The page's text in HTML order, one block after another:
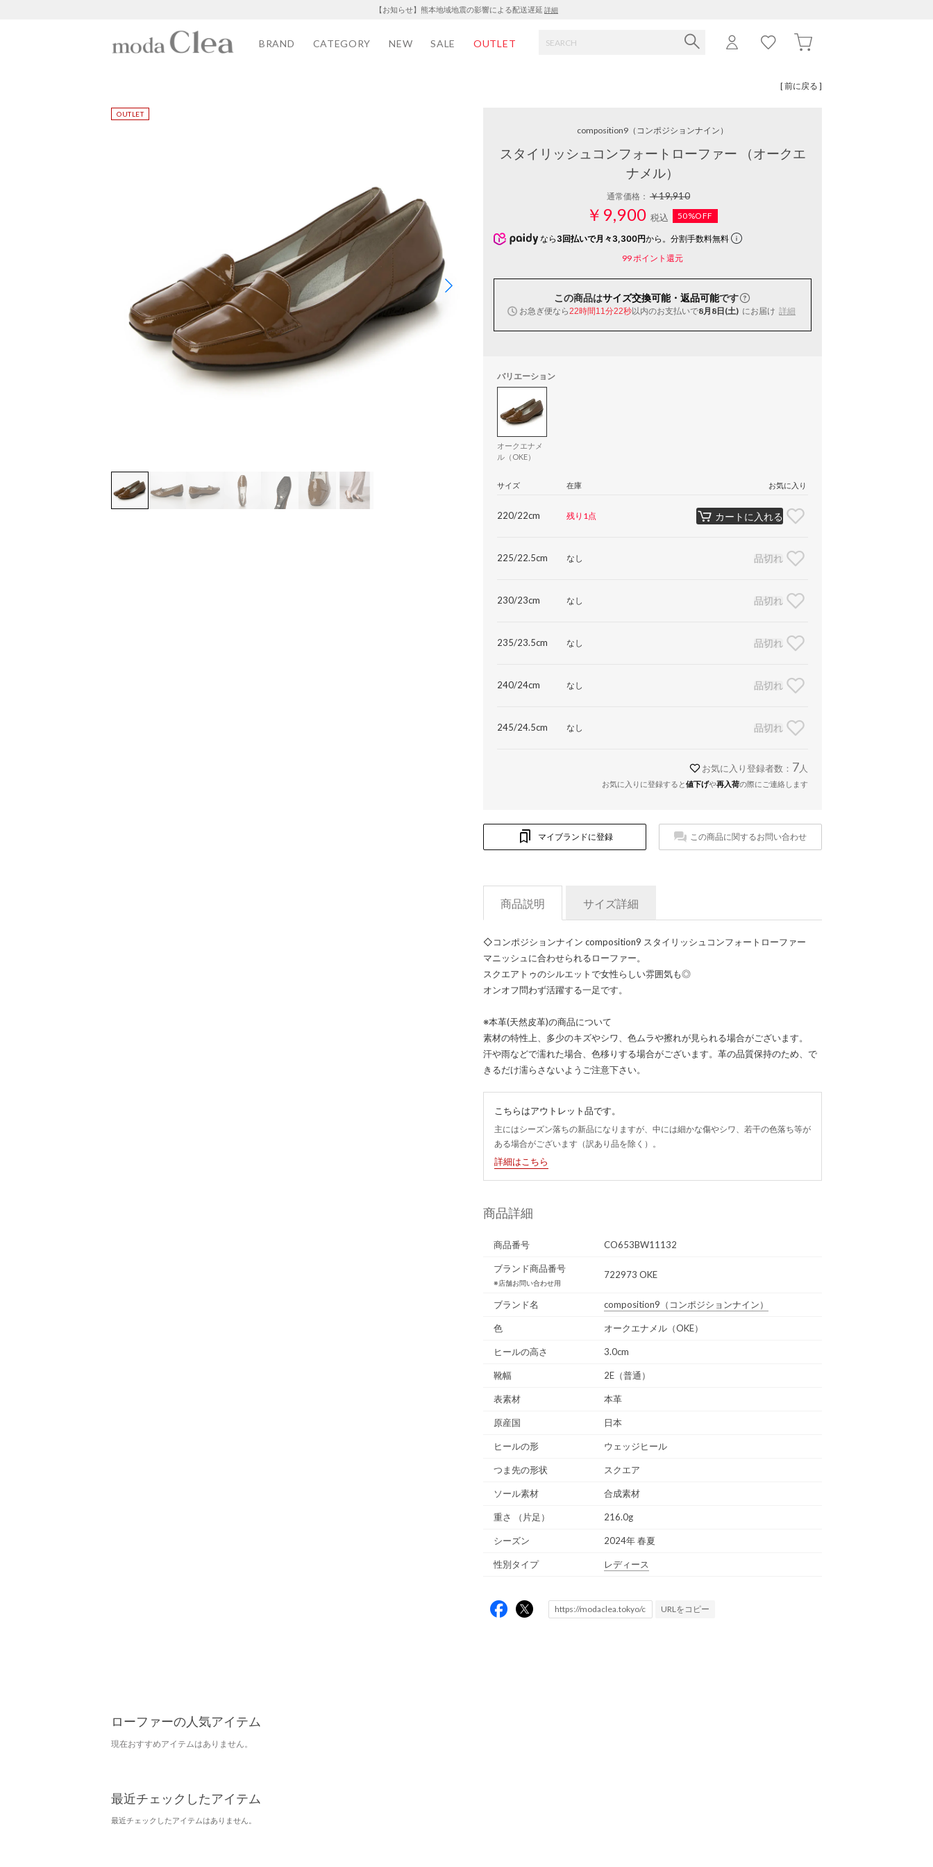
【お知らせ】熊本地域地震の影響による配送遅延 詳細
BRAND CATEGORY NEW SALE OUTLET
[ 前に戻る ]
composition9 （コンポジションナイン）
スタイリッシュコンフォートローファー （オークエ
ナメル）
通常価格：￥19,910
￥9,900 税込 50%OFF
なら 3回払いで月々3,300円から。分割手数料無料
99 ポイント還元
この商品はサイズ交換可能・返品可能です
お急ぎ便なら22時間11分21秒以内のお支払いで8月8日(土) にお届け 詳細
バリエーション
オークエナメ
ル（OKE）
サイズ 在庫 お気に入り
220/22cm 残り1点 カートに入れる
225/22.5cm なし 品切れ
230/23cm なし 品切れ
235/23.5cm なし 品切れ
240/24cm なし 品切れ
245/24.5cm なし 品切れ
お気に入り登録者数： 7 人
お気に入りに登録すると値下げや再入荷の際にご連絡します
マイブランドに登録 この商品に関するお問い合わせ
商品説明 サイズ詳細
◇コンポジションナイン composition9 スタイリッシュコンフォートローファー
マニッシュに合わせられるローファー。
スクエアトゥのシルエットで女性らしい雰囲気も◎
オンオフ問わず活躍する一足です。
※本革(天然皮革)の商品について
素材の特性上、多少のキズやシワ、色ムラや擦れが見られる場合がございます。
汗や雨などで濡れた場合、色移りする場合がございます。革の品質保持のため、で
きるだけ濡らさないようご注意下さい。
こちらはアウトレット品です。
主にはシーズン落ちの新品になりますが、中には細かな傷やシワ、若干の色落ち等が
ある場合がございます（訳あり品を除く）。
詳細はこちら
商品詳細
商品番号 CO653BW11132
ブランド商品番号
※店舗お問い合わせ用
722973 OKE
ブランド名 composition9 （コンポジションナイン）
色 オークエナメル（OKE）
ヒールの高さ 3.0cm
靴幅 2E（普通）
表素材 本革
原産国 日本
ヒールの形 ウェッジヒール
つま先の形状 スクエア
ソール素材 合成素材
重さ （片足） 216.0g
シーズン 2024年 春夏
性別タイプ レディース
URLをコピー
ローファーの人気アイテム
現在おすすめアイテムはありません。
最近チェックしたアイテム
最近チェックしたアイテムはありません。